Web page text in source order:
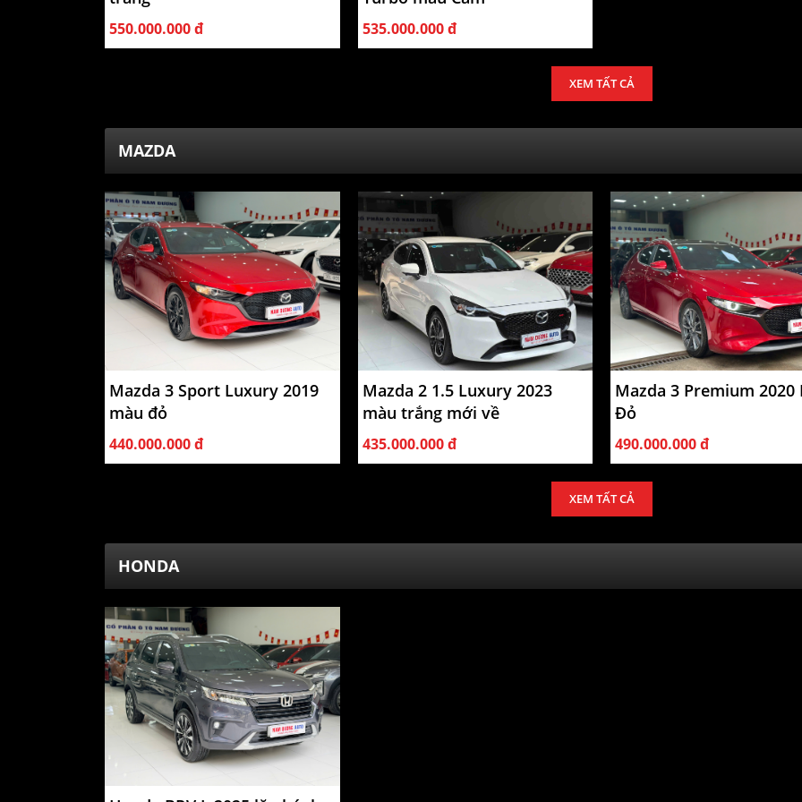
550.000.000 đ 535.000.000 đ
XEM TẤT CẢ
MAZDA
Mazda 3 Sport Luxury 2019
màu đỏ
440.000.000 đ
Mazda 2 1.5 Luxury 2023
màu trắng mới về
435.000.000 đ
Mazda 3 Premium 2020
Đỏ
490.000.000 đ
XEM TẤT CẢ
HONDA